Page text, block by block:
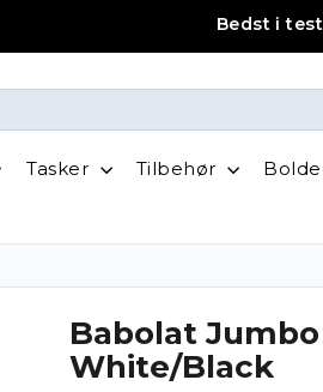
Bedst i
Tasker Tilbehør Bolde
Babolat
White/Black